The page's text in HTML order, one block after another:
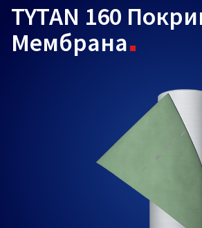
TYTAN 160
Мембрана